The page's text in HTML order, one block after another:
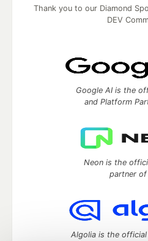
Thank you to our Diamond
DEV
Google AI is the
and Platform
Neon is the
partner of
Algolia is the